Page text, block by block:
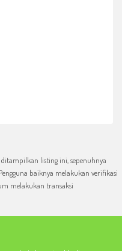
listing ini, sepenuhnya
baiknya melakukan verifikasi
melakukan transaksi